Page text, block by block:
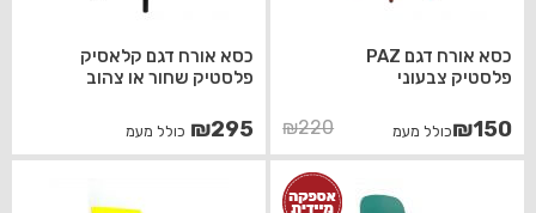
כסא אורח דגם PAZ
פלסטיק צבעוני
₪220
המחיר
המקורי
₪220.
₪150
המחיר
הנוכחי
₪150.
כולל מעמ
כסא אורח דגם קלאסיק
פלסטיק שחור או צהוב
₪295 כולל מעמ